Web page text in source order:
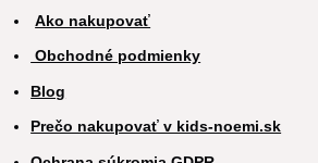
Ako nakupovať
Obchodné podmienky
Blog
Prečo nakupovať v kids-noemi.sk